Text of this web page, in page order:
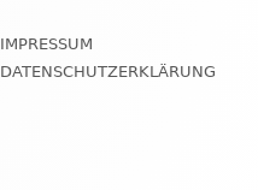
IMPRESSUM
DATENSCHUTZERKLÄRUNG